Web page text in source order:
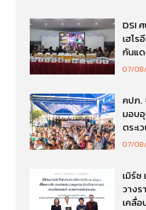
DSI
เฮโร
กันแ
07/
คปภ.
มอบ
ตระ
07/
เมิร์ซ
วาง
เคลื่